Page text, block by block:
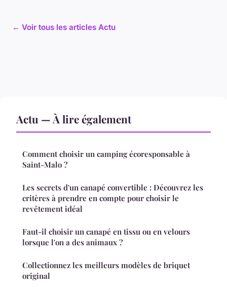
← Voir tous les articles Actu
Actu — À lire également
Comment choisir un camping écoresponsable à
Saint-Malo ?
Les secrets d'un canapé convertible : Découvrez les
critères à prendre en compte pour choisir le
revêtement idéal
Faut-il choisir un canapé en tissu ou en velours
lorsque l'on a des animaux ?
Collectionnez les meilleurs modèles de briquet
original